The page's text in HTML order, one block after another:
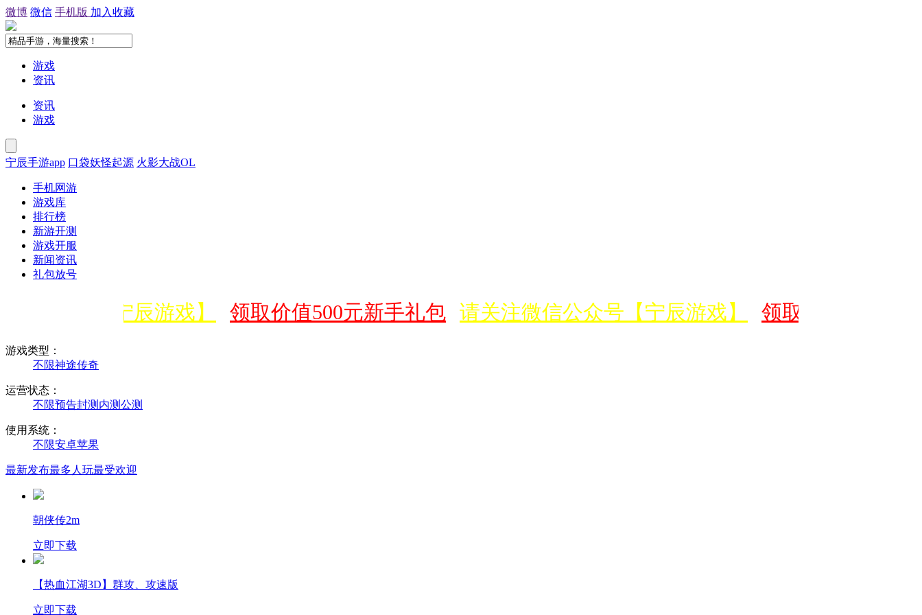
微博 微信 手机版 加入收藏
游戏
资讯
资讯
游戏
宁辰手游app 口袋妖怪起源 火影大战OL
手机网游
游戏库
排行榜
新游开测
游戏开服
新闻资讯
礼包放号
公众号【宁辰游戏】 领取价值500元新手礼包 请关注微信公众号【宁辰游戏】 领取价值500元新
游戏类型：
不限神途传奇
运营状态：
不限预告封测 内测公测
使用系统：
不限安卓苹果
最新发布最多人玩最受欢迎
朝侠传2m
立即下载
【热血江湖3D】群攻、攻速版
立即下载